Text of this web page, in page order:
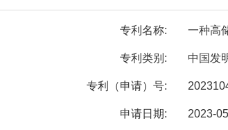
专利名称: 一种高
专利类别: 中国发
专利（申请）号:
申请日期: 2023-